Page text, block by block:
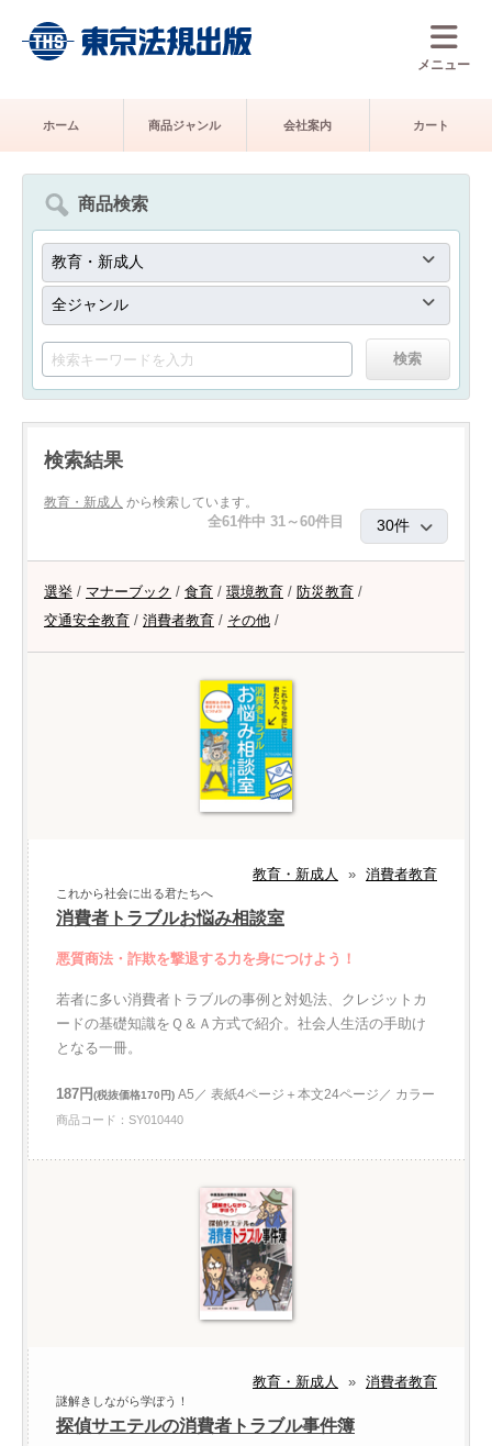
メニュー
ホーム 商品ジャンル 会社案内 カート
商品検索
検索結果
教育・新成人 から検索しています。
全61件中 31～60件目
選挙 / マナーブック / 食育 / 環境教育 / 防災教育 /
交通安全教育 / 消費者教育 / その他 /
教育・新成人 » 消費者教育
これから社会に出る君たちへ
消費者トラブルお悩み相談室
悪質商法・詐欺を撃退する力を身につけよう！
若者に多い消費者トラブルの事例と対処法、クレジットカ
ードの基礎知識をＱ＆Ａ方式で紹介。社会人生活の手助け
となる一冊。
187円(税抜価格170円) A5／ 表紙4ページ＋本文24ページ／ カラー
商品コード：SY010440
教育・新成人 » 消費者教育
謎解きしながら学ぼう！
探偵サエテルの消費者トラブル事件簿